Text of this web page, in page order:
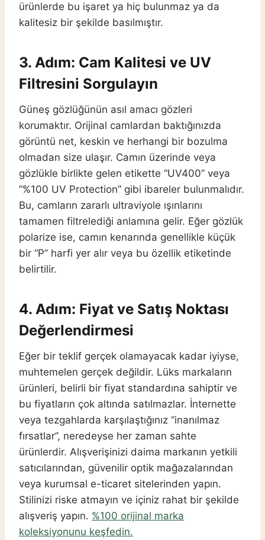
ürünlerde bu işaret ya hiç bulunmaz ya da
kalitesiz bir şekilde basılmıştır.
3. Adım: Cam Kalitesi ve UV
Filtresini Sorgulayın
Güneş gözlüğünün asıl amacı gözleri
korumaktır. Orijinal camlardan baktığınızda
görüntü net, keskin ve herhangi bir bozulma
olmadan size ulaşır. Camın üzerinde veya
gözlükle birlikte gelen etikette “UV400” veya
“%100 UV Protection” gibi ibareler bulunmalıdır.
Bu, camların zararlı ultraviyole ışınlarını
tamamen filtrelediği anlamına gelir. Eğer gözlük
polarize ise, camın kenarında genellikle küçük
bir “P” harfi yer alır veya bu özellik etiketinde
belirtilir.
4. Adım: Fiyat ve Satış Noktası
Değerlendirmesi
Eğer bir teklif gerçek olamayacak kadar iyiyse,
muhtemelen gerçek değildir. Lüks markaların
ürünleri, belirli bir fiyat standardına sahiptir ve
bu fiyatların çok altında satılmazlar. İnternette
veya tezgahlarda karşılaştığınız “inanılmaz
fırsatlar”, neredeyse her zaman sahte
ürünlerdir. Alışverişinizi daima markanın yetkili
satıcılarından, güvenilir optik mağazalarından
veya kurumsal e-ticaret sitelerinden yapın.
Stilinizi riske atmayın ve içiniz rahat bir şekilde
alışveriş yapın. %100 orijinal marka
koleksiyonunu keşfedin.